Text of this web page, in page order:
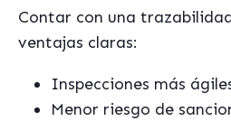
Contar con una
ventajas claras:
Inspecciones más
Menor riesgo de